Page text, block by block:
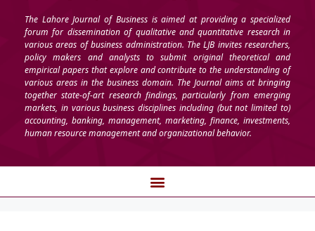
The Lahore Journal of Business is aimed at providing a specialized
forum for dissemination of qualitative and quantitative research in
various areas of business administration. The LJB invites researchers,
policy makers and analysts to submit original theoretical and
empirical papers that explore and contribute to the understanding of
various areas in the business domain. The Journal aims at bringing
together state-of-art research findings, particularly from emerging
markets, in various business disciplines including (but not limited to)
accounting, banking, management, marketing, finance, investments,
human resource management and organizational behavior.